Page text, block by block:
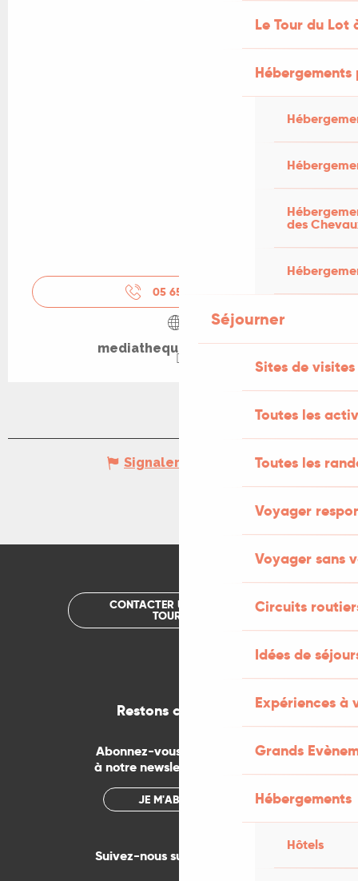
Le Tour du Lot
des
Séjourner
Sites de visites
Toutes les
Toutes les
Voyager
Voyager sans
Circuits
Idées de
Expériences à
Grands
Hébergements
Hôtels
05 65 32 67
mediatheque.souillac.fr
Signaler une erreur
CONTACTER UN OFFICE DE
TOURISME
Restons connectés
Abonnez-vous gratuitement
à notre newsletter mensuelle
JE M'ABONNE
Suivez-nous sur les réseaux !